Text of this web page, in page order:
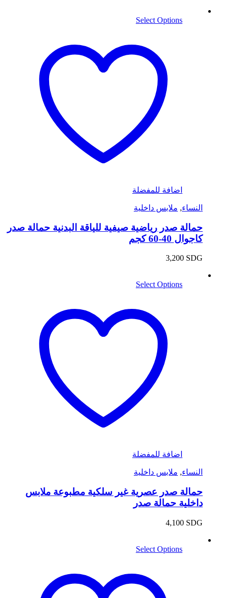
Select Options
اضافة للمفضلة
النساء, ملابس داخلية
حمالة صدر رياضية صيفية للياقة البدنية حمالة صدر
كاجوال 40-60 كجم
3,200 SDG
Select Options
اضافة للمفضلة
النساء, ملابس داخلية
حمالة صدر عصرية غير سلكية مطبوعة ملابس
داخلية حمالة صدر
4,100 SDG
Select Options